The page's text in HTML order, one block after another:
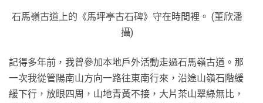
石馬嶺古道上的《馬坪亭古石碑》守在時間裡。 (董欣潘
攝)
記得多年前，我曾參加本地戶外活動走過石馬嶺古道。那
一次我從管陽南山方向一路往東南行來，沿途山嶺石階緩
緩下行，放眼四周，山地青黃不接，大片茶山翠綠無比，